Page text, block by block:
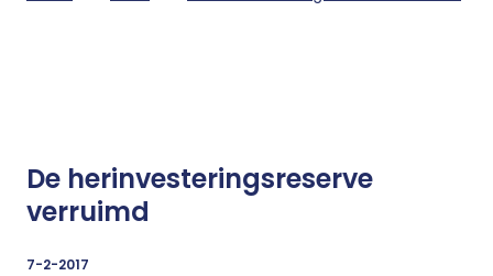
De herinvesteringsreserve
verruimd
7-2-2017